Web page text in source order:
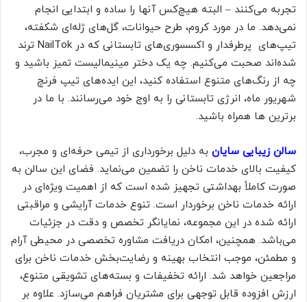
تجربه می‌کنند – البته هیچ‌کس آنها را ساده و ابتدایی انجام
نمی‌دهد. ما در مورد کروم، طرح حیوانات، گل‌های ژله‌ای شکفته،
تیپ‌های پرطرفدار و اکسسوری‌های تابستانی که در NailTok ترند
شده‌اند صحبت می‌کنیم. چه یک دختر مینیمالیست تمیز باشید و
چه از رنگ‌های متنوع استفاده کنید، این ایده‌های تیپ فرنچ
شهریور ماه، انرژی تابستانی را به اوج خود می‌رسانند. با ما در
برترین ها همراه باشید.
سالن زیبایی سایان به دلیل برخورداری از تیمی حرفه‌ای و مجرب،
کیفیت بالای خدمات ناخن را تضمین می‌نماید. فضای این سالن به
صورت کاملاً بهداشتی تجهیز شده است که از اهمیت ویژه‌ای در
ارائه خدمات ناخن برخوردار است. تنوع خدمات آرایشی و مراقبتی
ارائه شده در این مجموعه، نمایانگر تخصص و دقت در جزئیات
می‌باشد. همچنین، امکان دریافت مشاوره تخصصی در محیطی آرام
و مطمئن، موجب انتخاب بهینه و رضایت‌بخش خدمات ناخن برای
مراجعین خواهد شد. ارائه تخفیفات و بسته‌های تشویقی متنوع،
ارزش افزوده قابل توجهی برای مشتریان فراهم می‌سازد. علاوه بر